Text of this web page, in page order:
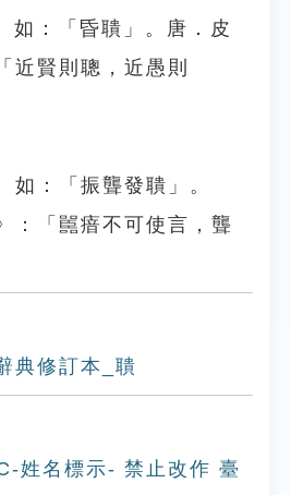
如：「昏聵」。唐．皮
近賢則聰，近愚則
如：「振聾發聵」。
：「嚚瘖不可使言，聾
典修訂本_聵
姓名標示- 禁止改作 臺